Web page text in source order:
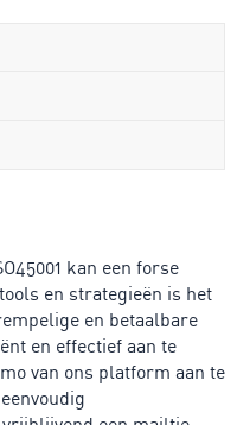
kan een forse
en strategieën is het
en betaalbare
en effectief aan te
van ons platform aan te